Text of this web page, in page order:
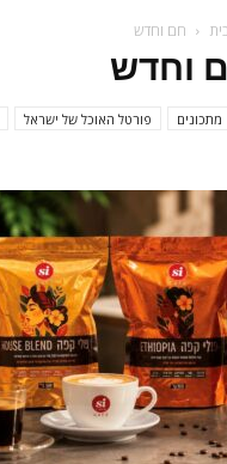
אוכל
חם וחדש
וחדש
מתכונים פורטל האוכל של ישראל